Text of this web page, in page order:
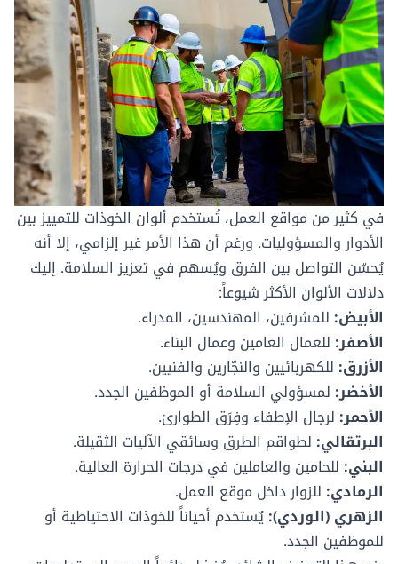
في كثير من مواقع العمل، تُستخدم ألوان الخوذات للتمييز بين
الأدوار والمسؤوليات. ورغم أن هذا الأمر غير إلزامي، إلا أنه
يُحسّن التواصل بين الفرق ويُسهم في تعزيز السلامة. إليك
دلالات الألوان الأكثر شيوعاً:
الأبيض: للمشرفين، المهندسين، المدراء.
الأصفر: للعمال العامين وعمال البناء.
الأزرق: للكهربائيين والنجّارين والفنيين.
الأخضر: لمسؤولي السلامة أو الموظفين الجدد.
الأحمر: لرجال الإطفاء وفِرَق الطوارئ.
البرتقالي: لطواقم الطرق وسائقي الآليات الثقيلة.
البني: للحامين والعاملين في درجات الحرارة العالية.
الرمادي: للزوار داخل موقع العمل.
الزهري (الوردي):يُستخدم أحياناً للخوذات الاحتياطية أو
للموظفين الجدد.